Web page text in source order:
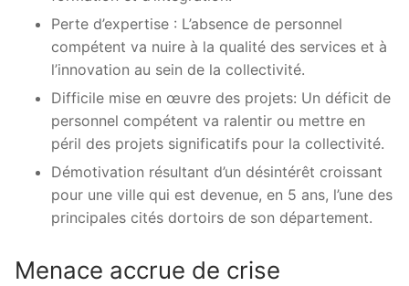
Perte d’expertise : L’absence de personnel
compétent va nuire à la qualité des services et à
l’innovation au sein de la collectivité.
Difficile mise en œuvre des projets: Un déficit de
personnel compétent va ralentir ou mettre en
péril des projets significatifs pour la collectivité.
Démotivation résultant d’un désintérêt croissant
pour une ville qui est devenue, en 5 ans, l’une des
principales cités dortoirs de son département.
Menace accrue de crise